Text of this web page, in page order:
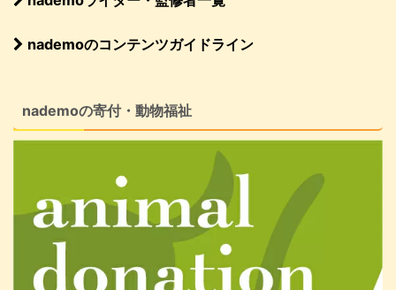
nademoのコンテンツガイドライン
nademoの寄付・動物福祉